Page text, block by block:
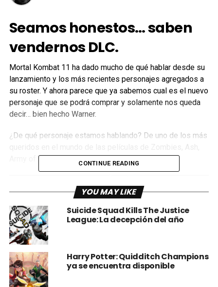
Seamos honestos… saben
vendernos DLC.
Mortal Kombat 11 ha dado mucho de qué hablar desde su
lanzamiento y los más recientes personajes agregados a
su roster. Y ahora parece que ya sabemos cual es el nuevo
personaje que se podrá comprar y solamente nos queda
decir… bien hecho Warner.
¿De qué personaje estamos hablando? De uno de los más
Army of Darkness
CONTINUE READING
YOU MAY LIKE
Suicide Squad Kills The Justice
League: La decepción del año
Harry Potter: Quidditch Champions
ya se encuentra disponible